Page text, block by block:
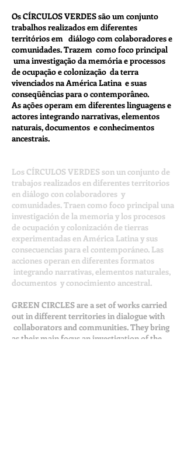
Os CÍRCULOS VERDES são um conjunto
trabalhos realizados em diferentes
territórios em diálogo com colaboradores e
comunidades. Trazem como foco principal
uma investigação da memória e processos
de ocupação e colonização da terra
vivenciados na América Latina e suas
conseqüências para o contemporâneo.
Asaçõesoperam em diferentes linguagens e
actores integrando narrativas, elementos
naturais, documentos e conhecimentos
ancestrais.
Los CÍRCULOS VERDES son un conjunto de
trabajos realizados en diferentes territorios
en diálogo con colaboradores y
comunidades. Traen como foco principal una
investigación de la memoria y los procesos
de ocupación y colonización de tierras
experimentadas en América Latina y sus
consecuencias para el contemporáneo. Las
acciones operan en diferentes formatos
integrando narrativas, elementos naturales,
documentos y conocimiento ancestral.
GREEN CIRCLES are a set of works carried
out in different territories in dialogue with
collaborators and communities. They bring
as their main focus an investigation of the